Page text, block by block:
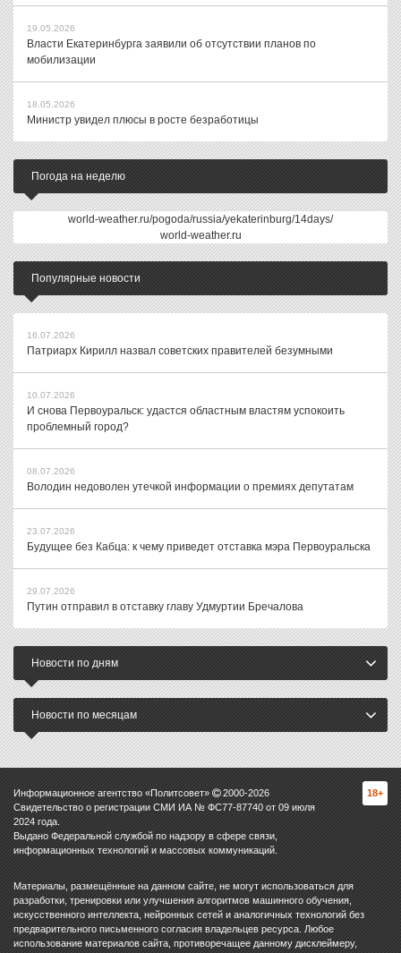
19.05.2026
Власти Екатеринбурга заявили об отсутствии планов по
мобилизации
18.05.2026
Министр увидел плюсы в росте безработицы
Погода на неделю
world-weather.ru/pogoda/russia/yekaterinburg/14days/
world-weather.ru
Популярные новости
16.07.2026
Патриарх Кирилл назвал советских правителей безумными
10.07.2026
И снова Первоуральск: удастся областным властям успокоить
проблемный город?
08.07.2026
Володин недоволен утечкой информации о премиях депутатам
23.07.2026
Будущее без Кабца: к чему приведет отставка мэра Первоуральска
29.07.2026
Путин отправил в отставку главу Удмуртии Бречалова
Новости по дням
Новости по месяцам
Информационное агентство «Политсовет» 2000-2026
Свидетельство о регистрации СМИ ИА № ФС77-87740 от 09 июля
2024 года.
Выдано Федеральной службой по надзору в сфере связи,
информационных технологий и массовых коммуникаций.
18+
Материалы, размещённые на данном сайте, не могут использоваться для
разработки, тренировки или улучшения алгоритмов машинного обучения,
искусственного интеллекта, нейронных сетей и аналогичных технологий без
предварительного письменного согласия владельцев ресурса. Любое
использование материалов сайта, противоречащее данному дисклеймеру,